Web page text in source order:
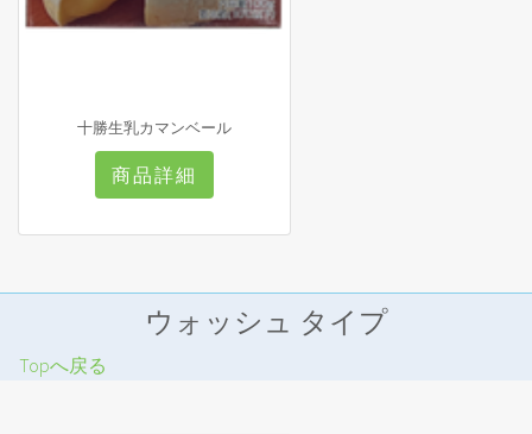
十勝生乳カマンベール
商品詳細
ウォッシュ タイプ
Topへ戻る